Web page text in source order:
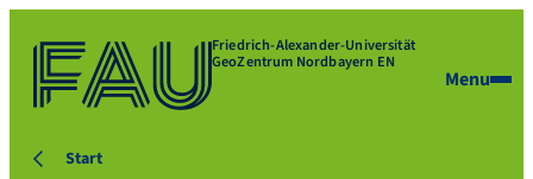
Friedrich-Alexander-Universität
GeoZentrum Nordbayern EN
Menu
Start